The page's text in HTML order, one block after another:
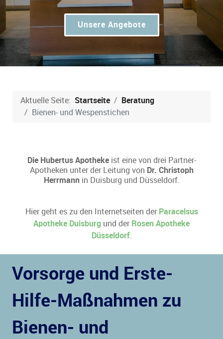
Unsere Angebote
Aktuelle Seite: Startseite
Beratung
Bienen- und Wespenstichen
Die Hubertus Apothekeist eine von drei Partner-
Apotheken unter der Leitung von Dr. Christoph
Herrmannin Duisburg und Düsseldorf.
Hier geht es zu den Internetseiten der Paracelsus
Apotheke Duisburg und der Rosen Apotheke
Düsseldorf.
Vorsorge und Erste-
Hilfe-Maßnahmen zu
Bienen- und